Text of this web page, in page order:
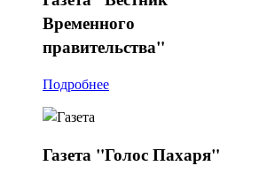
Временного
правительства"
Подробнее
Газета "Голос Пахаря"